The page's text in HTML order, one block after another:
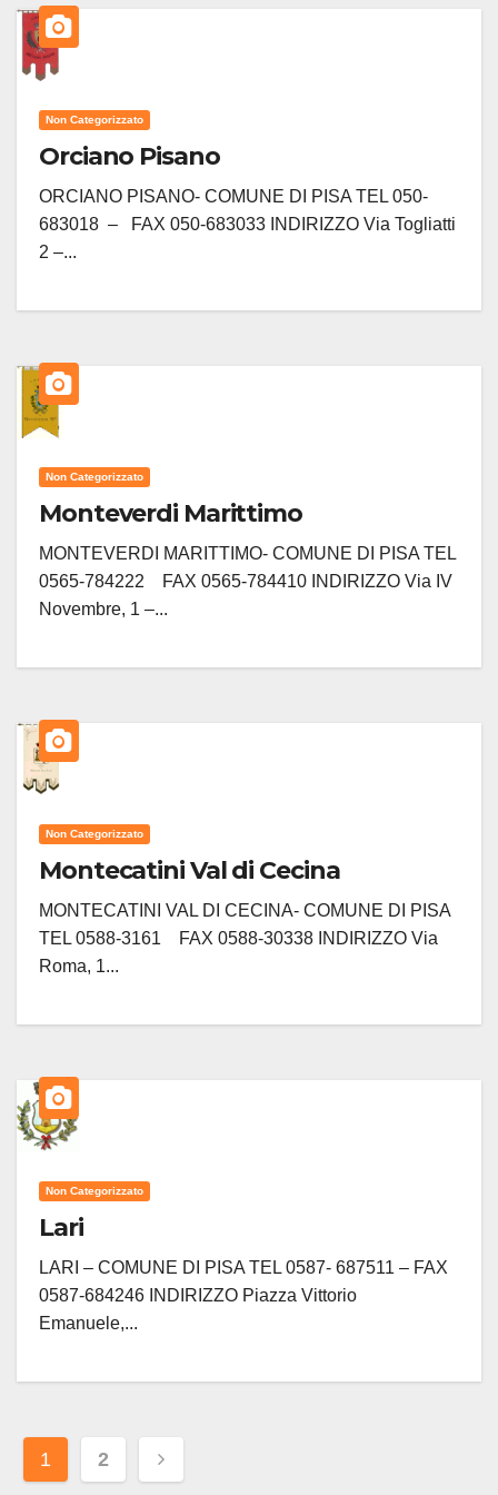
Non Categorizzato
Orciano Pisano
ORCIANO PISANO- COMUNE DI PISA TEL 050-
683018 – FAX 050-683033 INDIRIZZO Via Togliatti
2 –...
Non Categorizzato
Monteverdi Marittimo
MONTEVERDI MARITTIMO- COMUNE DI PISA TEL
0565-784222 FAX 0565-784410 INDIRIZZO Via IV
Novembre, 1 –...
Non Categorizzato
Montecatini Val di Cecina
MONTECATINI VAL DI CECINA- COMUNE DI PISA
TEL 0588-3161 FAX 0588-30338 INDIRIZZO Via
Roma, 1...
Non Categorizzato
Lari
LARI – COMUNE DI PISA TEL 0587- 687511 – FAX
0587-684246 INDIRIZZO Piazza Vittorio
Emanuele,...
Paginazione
1 2